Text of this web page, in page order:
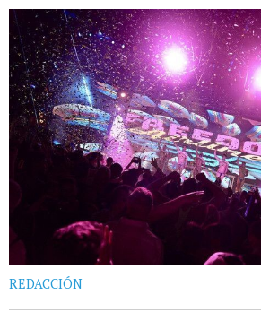
REDACCIÓN